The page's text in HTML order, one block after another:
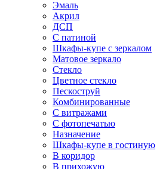
Эмаль
Акрил
ДСП
С патиной
Шкафы-купе с зеркалом
Матовое зеркало
Стекло
Цветное стекло
Пескоструй
Комбинированные
С витражами
С фотопечатью
Назначение
Шкафы-купе в гостиную
В коридор
В прихожую